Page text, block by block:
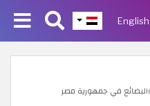
English
في جمهورية مصر